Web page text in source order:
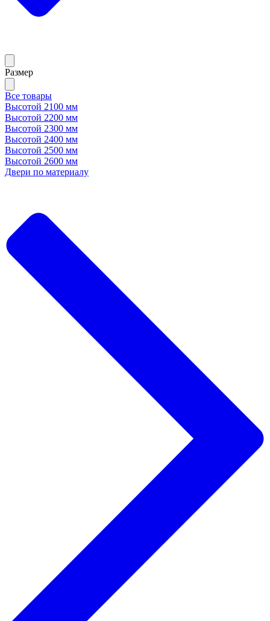
Размер
Все товары
Высотой 2100 мм
Высотой 2200 мм
Высотой 2300 мм
Высотой 2400 мм
Высотой 2500 мм
Высотой 2600 мм
Двери по материалу